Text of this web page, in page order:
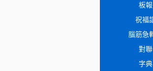
板報
祝福
腦筋急
對聯
字典